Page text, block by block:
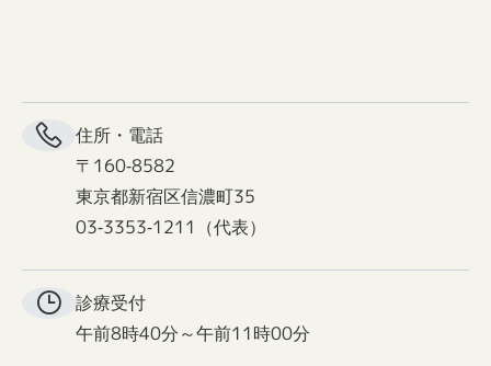
住所・電話
〒160-8582
東京都新宿区信濃町35
03-3353-1211（代表）
診療受付
午前8時40分～午前11時00分